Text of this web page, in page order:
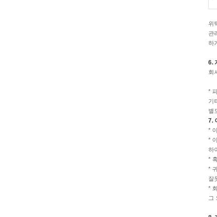
위
관
하
6.
회
*
기
별
7.
*
*
하
*
*
잘
*
그